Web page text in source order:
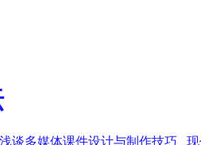
浅谈多媒体课件设计与制作技巧 _